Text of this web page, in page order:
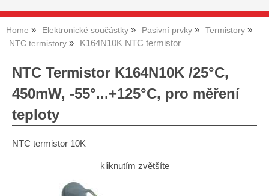
Home Elektronické součástky Pasivní prvky
Termistory
NTC termistory
K164N10K NTC termistor
NTC Termistor K164N10K /25°C,
450mW, -55°...+125°C, pro měření
teploty
NTC termistor 10K
kliknutím zvětšíte